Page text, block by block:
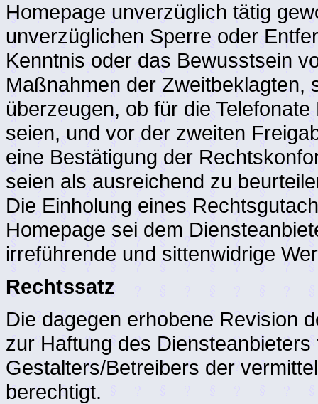
Homepage unverzüglich tätig
unverzüglichen Sperre oder
Kenntnis oder das Bewusstsein
Maßnahmen der Zweitbeklagten,
überzeugen, ob für die
seien, und vor der zweiten
eine Bestätigung der
seien als ausreichend zu
Die Einholung eines
Homepage sei dem
irreführende und sittenwidrige
Rechtssatz
Die dagegen erhobene Revision
zur Haftung des
Gestalters/Betreibers der
berechtigt.